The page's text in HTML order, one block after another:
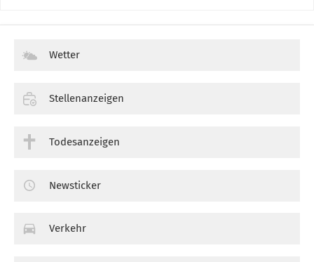
Wetter
Stellenanzeigen
Todesanzeigen
Newsticker
Verkehr